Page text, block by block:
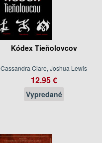
Kódex Tieňolovcov
Cassandra Clare, Joshua Lewis
12.95 €
Vypredané